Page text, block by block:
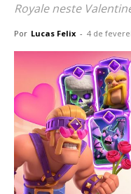
Royale neste
Por Lucas Felix - 4 de